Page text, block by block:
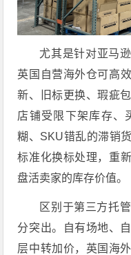
尤其是针对亚马
英国自营海外仓可高
新、旧标更换、瑕疵
店铺受限下架库存、
糊、SKU错乱的滞销
标准化换标处理，重
盘活卖家的库存价值。
区别于第三方托
分突出。自有场地、
层中转加价，英国海